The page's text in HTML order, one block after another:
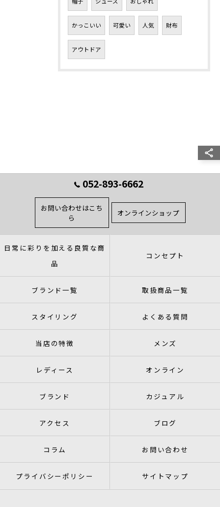
かっこいい 可愛い 人気 財布
アウトドア
052-893-6662
お問い合わせはこち
ら
オンラインショップ
日常に彩りを加える良質な商
品
コンセプト
ブランド一覧 取扱商品一覧
スタイリング よくある質問
当店の特徴 メンズ
レディース オンライン
ブランド カジュアル
アクセス ブログ
コラム お問い合わせ
プライバシーポリシー サイトマップ